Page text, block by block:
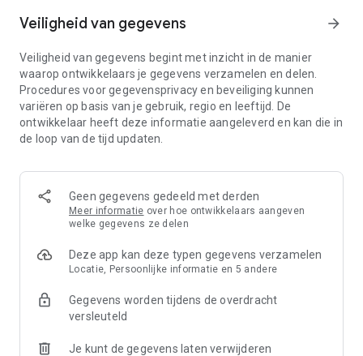
• Deel je live locatie om een afspraak te maken met een
vriend of om te checken of je familie veilig thuis is gekomen.
Veiligheid van gegevens arrow_forward
Veiligheid van gegevens begint met inzicht in de manier
waarop ontwikkelaars je gegevens verzamelen en delen.
Procedures voor gegevensprivacy en beveiliging kunnen
variëren op basis van je gebruik, regio en leeftijd. De
ontwikkelaar heeft deze informatie aangeleverd en kan die in
de loop van de tijd updaten.
Geen gegevens gedeeld met derden
Meer informatie over hoe ontwikkelaars aangeven
welke gegevens ze delen
Deze app kan deze typen gegevens verzamelen
Locatie, Persoonlijke informatie en 5 andere
Gegevens worden tijdens de overdracht
versleuteld
Je kunt de gegevens laten verwijderen